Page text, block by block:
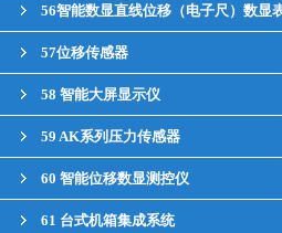
56智能数显直线位移（电子尺）数显
57位移传感器
58 智能大屏显示仪
59 AK系列压力传感器
60 智能位移数显测控仪
61 台式机箱集成系统